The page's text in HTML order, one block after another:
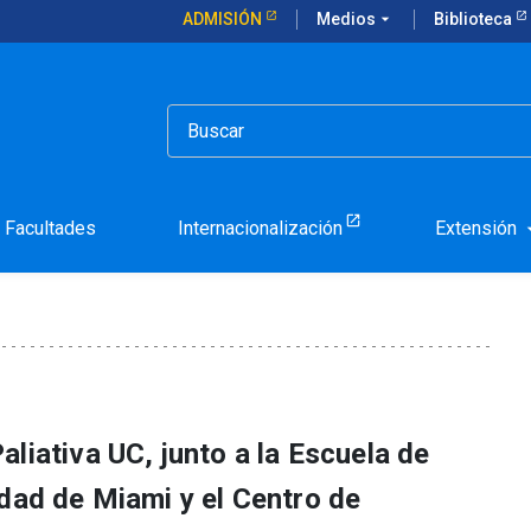
ADMISIÓN Medios arrow_drop_down Biblioteca
Facultades Internacionalización Extensión
garantizar el acceso a
UC, junto a la Escuela de
de Miami y el Centro de